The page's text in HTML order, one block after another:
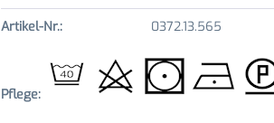
Artikel-Nr.: 0372.13.565
Pflege: